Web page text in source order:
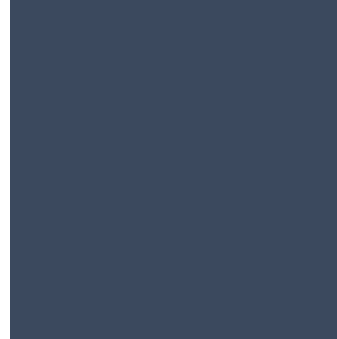
Polacy chcą inwestować w nieruchomości,